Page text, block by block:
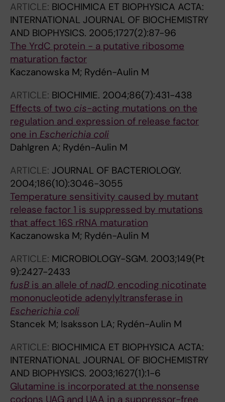
ARTICLE: BIOCHIMICA ET BIOPHYSICA ACTA:
INTERNATIONAL JOURNAL OF BIOCHEMISTRY
AND BIOPHYSICS. 2005;1727(2):87-96
The YrdC protein - a putative ribosome
maturation factor
Kaczanowska M; Rydén-Aulin M
ARTICLE: BIOCHIMIE. 2004;86(7):431-438
Effects of two cis-acting mutations on the
regulation and expression of release factor
one in Escherichia coli
Dahlgren A; Rydén-Aulin M
ARTICLE: JOURNAL OF BACTERIOLOGY.
2004;186(10):3046-3055
Temperature sensitivity caused by mutant
release factor 1 is suppressed by mutations
that affect 16S rRNA maturation
Kaczanowska M; Rydén-Aulin M
ARTICLE: MICROBIOLOGY-SGM. 2003;149(Pt
9):2427-2433
fusB is an allele of nadD, encoding nicotinate
mononucleotide adenylyltransferase in
Escherichia coli
Stancek M; Isaksson LA; Rydén-Aulin M
ARTICLE: BIOCHIMICA ET BIOPHYSICA ACTA:
INTERNATIONAL JOURNAL OF BIOCHEMISTRY
AND BIOPHYSICS. 2003;1627(1):1-6
Glutamine is incorporated at the nonsense
codons UAG and UAA in a suppressor-free